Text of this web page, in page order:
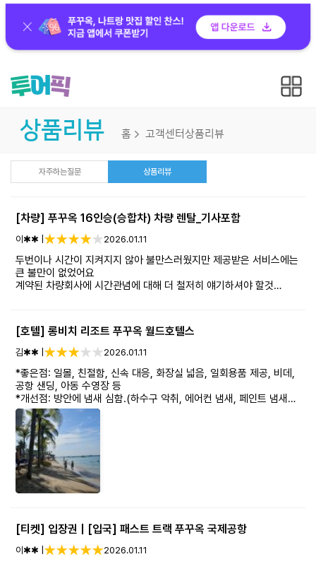
상품리뷰 홈 고객센터상품리뷰
자주하는질문 상품리뷰
[차량] 푸꾸옥 16인승(승합차) 차량 렌탈_기사포함
이✱✱ | 2026.01.11
두번이나 시간이 지켜지지 않아 불만스러웠지만 제공받은 서비스에는
큰 불만이 없었어요
계약된 차량회사에 시간관념에 대해 더 철저히 얘기하셔야 할것
[호텔] 롱비치 리조트 푸꾸옥 월드호텔스
김✱✱ | 2026.01.11
*좋은점: 일몰, 친절함, 신속 대응, 화장실 넓음, 일회용품 제공, 비데,
공항 샌딩, 아동 수영장 등
*개선점: 방안에 냄새 심함.(하수구 악취, 에어컨 냄새, 페인트 냄새
등), 가격에 비해 시설 미흡(개수대 막힘, 욕조 막힘), 변기 청소 미흡,
조식 미흡, 보조 소파 꺼짐 등
[티켓] 입장권 | [입국] 패스트 트랙 푸꾸옥 국제공항
이✱✱ | 2026.01.11